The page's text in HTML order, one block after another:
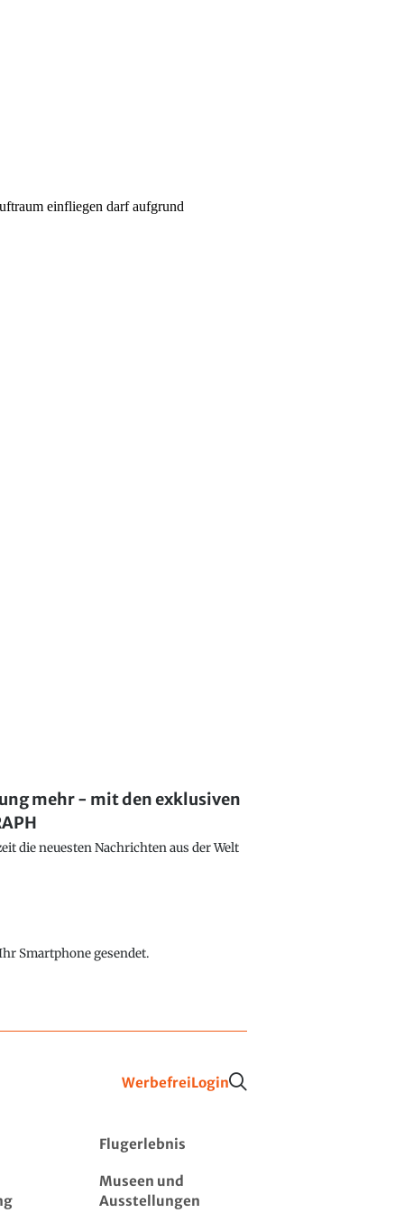
mehr - mit den exklusiven
die neuesten Nachrichten aus der Welt
Smartphone gesendet.
WerbefreiLogin
Flugerlebnis
Museen und
Ausstellungen